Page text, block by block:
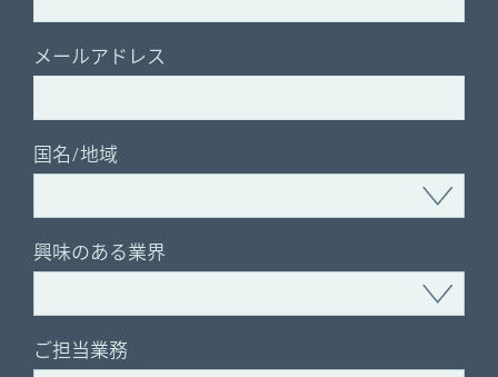
メールアドレス
国名/地域
興味のある業界
ご担当業務